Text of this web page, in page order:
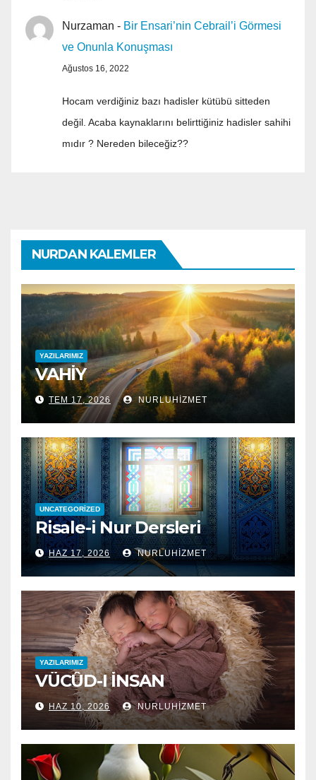
Nurzaman - Bir Ensari’nin Cebrail’i Görmesi
ve Onunla Konuşması
Ağustos 16, 2022
Hocam verdiğiniz bazı hadisler kütübü sitteden
değil. Acaba kaynaklarını belirttiğiniz hadisler sahihi
mıdır ? Nereden bileceğiz??
NURDAN KALEMLER
YAZILARIMIZ
VAHİY
TEM 17, 2026 NURLUHIZMET
UNCATEGORIZED
Risale-i Nur Dersleri
HAZ 17, 2026 NURLUHIZMET
YAZILARIMIZ
VÜCÛD-I İNSAN
HAZ 10, 2026 NURLUHIZMET